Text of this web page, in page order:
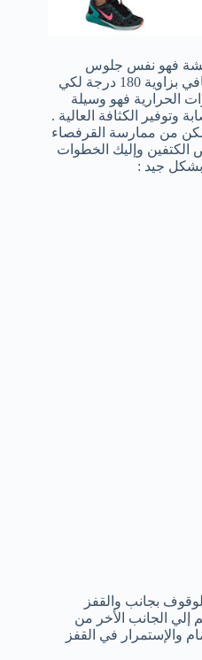
فهو نفس جلوس
القرفصاء وإضافة مستوي قفز إضافي بزاوية 180 درجة لكي
الحرارية فهو وسيلة
وتوفير الكثافة العالية .
من ممارسة القرفصاء
وإليك الخطوات
بشكل جيد :
بجانب والقفز
إلي الجانب الأخر من
والإستمرار في القفز